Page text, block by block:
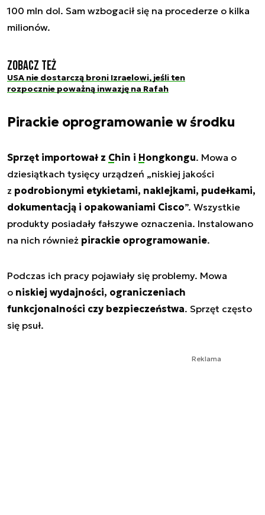
100 mln dol. Sam wzbogacił się na procederze o kilka
milionów.
Zobacz też
USA nie dostarczą broni Izraelowi, jeśli ten
rozpocznie poważną inwazję na Rafah
Pirackie oprogramowanie w środku
Sprzęt importował z Chin i Hongkongu. Mowa o
dziesiątkach tysięcy urządzeń „niskiej jakości
z podrobionymi etykietami, naklejkami, pudełkami,
dokumentacją i opakowaniami Cisco”. Wszystkie
produkty posiadały fałszywe oznaczenia. Instalowano
na nich również pirackie oprogramowanie.
Podczas ich pracy pojawiały się problemy. Mowa
o niskiej wydajności, ograniczeniach
funkcjonalności czy bezpieczeństwa. Sprzęt często
się psuł.
Reklama